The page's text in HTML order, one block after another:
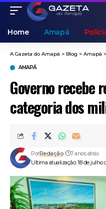
Home Amapá
A Gazeta do Amapá > Blog > Amapá >
AMAPÁ
Governo recebe
categoria dos
Ultima atualização: 18 de julho
PorRedação 7 anos atrás